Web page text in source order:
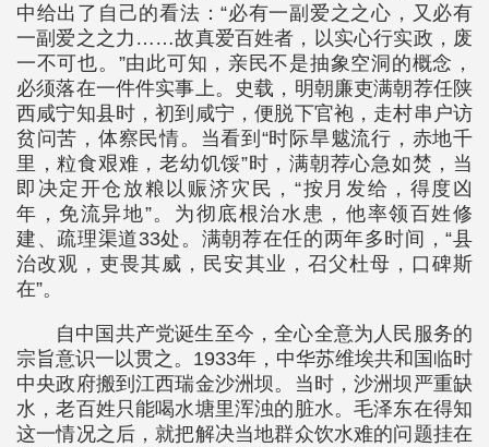
中给出了自己的看法：“必有一副爱之之心，又必有
一副爱之之力……故真爱百姓者，以实心行实政，废
一不可也。”由此可知，亲民不是抽象空洞的概念，
必须落在一件件实事上。史载，明朝廉吏满朝荐任陕
西咸宁知县时，初到咸宁，便脱下官袍，走村串户访
贫问苦，体察民情。当看到“时际旱魃流行，赤地千
里，粒食艰难，老幼饥馁”时，满朝荐心急如焚，当
即决定开仓放粮以赈济灾民，“按月发给，得度凶
年，免流异地”。为彻底根治水患，他率领百姓修
建、疏理渠道33处。满朝荐在任的两年多时间，“县
治改观，吏畏其威，民安其业，召父杜母，口碑斯
在”。
自中国共产党诞生至今，全心全意为人民服务的
宗旨意识一以贯之。1933年，中华苏维埃共和国临时
中央政府搬到江西瑞金沙洲坝。当时，沙洲坝严重缺
水，老百姓只能喝水塘里浑浊的脏水。毛泽东在得知
这一情况之后，就把解决当地群众饮水难的问题挂在